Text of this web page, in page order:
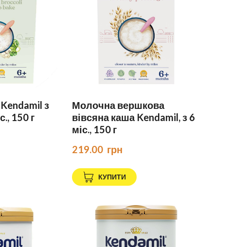
з
150 г
Молочна вершкова
вівсяна каша Kendamil, з 6
міс., 150 г
219.00  грн
КУПИТИ